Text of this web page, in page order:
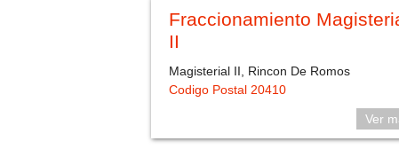
Fraccionamiento
II
Magisterial II, Rincon De Romos
Codigo Postal 20410
Ver